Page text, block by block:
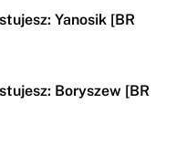
Yanosik [BR
Boryszew [BR